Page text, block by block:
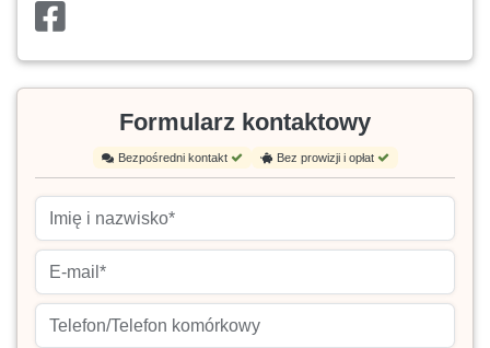
Formularz kontaktowy
Bezpośredni kontakt Bez prowizji i opłat